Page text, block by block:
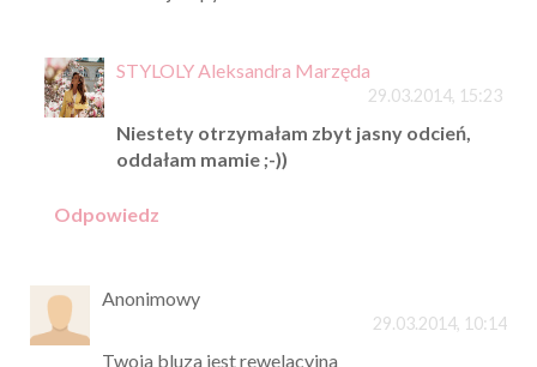
STYLOLY Aleksandra Marzęda
29.03.2014, 15:23
Niestety otrzymałam zbyt jasny odcień,
oddałam mamie ;-))
Odpowiedz
Anonimowy
29.03.2014, 10:14
Twoja bluza jest rewelacyjna